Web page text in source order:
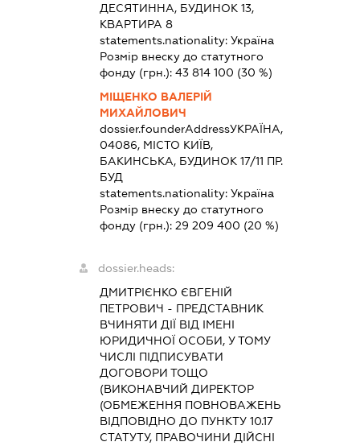
ДЕСЯТИННА, БУДИНОК 13,
КВАРТИРА 8
statements.nationality: Україна
Розмір внеску до статутного
фонду (грн.): 43 814 100 (30 %)
МІЩЕНКО ВАЛЕРІЙ
МИХАЙЛОВИЧ
dossier.founderAddressУКРАЇНА,
04086, МІСТО КИЇВ,
БАКИНСЬКА, БУДИНОК 17/11 ПР.
БУД
statements.nationality: Україна
Розмір внеску до статутного
фонду (грн.): 29 209 400 (20 %)
dossier.heads:
ДМИТРІЄНКО ЄВГЕНІЙ
ПЕТРОВИЧ - ПРЕДСТАВНИК
ВЧИНЯТИ ДІЇ ВІД ІМЕНІ
ЮРИДИЧНОЇ ОСОБИ, У ТОМУ
ЧИСЛІ ПІДПИСУВАТИ
ДОГОВОРИ ТОЩО
(ВИКОНАВЧИЙ ДИРЕКТОР
(ОБМЕЖЕННЯ ПОВНОВАЖЕНЬ
ВІДПОВІДНО ДО ПУНКТУ 10.17
СТАТУТУ, ПРАВОЧИНИ ДІЙСНІ